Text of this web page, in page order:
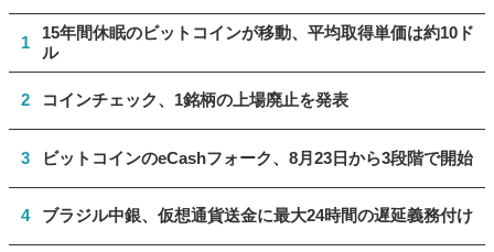
1
15年間休眠のビットコインが移動、平均取得単価は約10ド
ル
2 コインチェック、1銘柄の上場廃止を発表
3 ビットコインのeCashフォーク、8月23日から3段階で開始
4 ブラジル中銀、仮想通貨送金に最大24時間の遅延義務付け